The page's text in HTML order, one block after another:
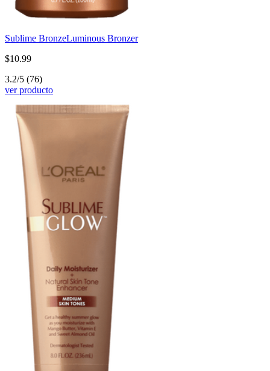
Sublime BronzeLuminous Bronzer
$10.99
3.2/5 (76)
ver producto